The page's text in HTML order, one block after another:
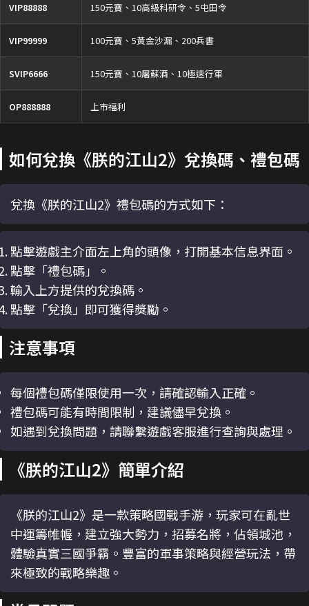
VIP88888 150元寶、10高級科研令、5屯田令
VIP99999 100元寶、5黃金沙漏、200兵書
SVIP6666 150元寶、10屠蘇酒、10極速行軍
OP888888 上市福利
如何兌換《朕的江山2》兌換碼、禮包碼
兌換《朕的江山2》禮包碼的方式如下：
點擊遊戲主介面左上角的頭像，打開基本信息界面。
點擊「禮包碼」。
輸入上方提供的兌換碼。
點擊「兌換」即可獲得獎勵。
注意事項
每個禮包碼僅限使用一次，請確認輸入正確。
禮包碼可能有時間限制，建議儘早兌換。
如遇到兌換問題，請聯繫遊戲客服進行查詢與處理。
《朕的江山2》簡單介紹
《朕的江山2》是一款策略國戰手游，玩家可在亂世
中運籌帷幄，建立強大勢力，招募名將，佔領城池，
體驗真實三國爭霸。豐富的軍事策略與經營玩法，帶
來極致的戰略樂趣。